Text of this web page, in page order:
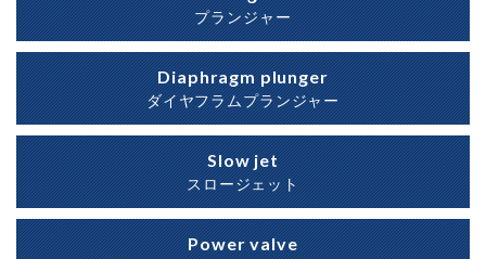
プランジャー
Diaphragm plunger
ダイヤフラムプランジャー
Slow jet
スロージェット
Power valve